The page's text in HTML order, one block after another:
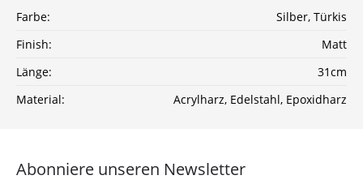
Farbe: Silber, Türkis
Finish:
Matt
Länge:
31cm
Material:
Acrylharz, Edelstahl, Epoxidharz
Entdecke eine große Auswahl an hochwertigen
was du für das perfekte Shisha-Erlebnis brauchst!
*Gilt nicht für Tabakwaren, Vapes, Liquid, Kohle und Xkah
Ich habe dieDatenschutzerklärung
Abonniere unseren Newsletter